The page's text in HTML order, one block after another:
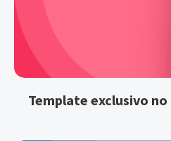
Template exclusivo